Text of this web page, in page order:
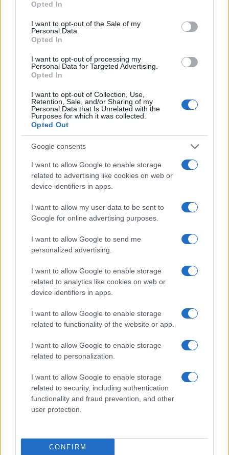
Opted In
I want to opt-out of the Sale of my
Personal Data.
Opted In
I want to opt-out of processing my
Personal Data for Targeted Advertising.
Opted In
I want to opt-out of Collection, Use,
Retention, Sale, and/or Sharing of my
Personal Data that Is Unrelated with the
Purposes for which it was collected.
Opted Out
Google consents
I want to allow Google to enable storage
related to advertising like cookies on web or
device identifiers in apps.
I want to allow my user data to be sent to
Google for online advertising purposes.
I want to allow Google to send me
personalized advertising.
I want to allow Google to enable storage
related to analytics like cookies on web or
device identifiers in apps.
I want to allow Google to enable storage
related to functionality of the website or app.
I want to allow Google to enable storage
related to personalization.
I want to allow Google to enable storage
related to security, including authentication
functionality and fraud prevention, and other
user protection.
CONFIRM
Dany
20 Giugno 2024, 17:08 17:08
Altro che auto elettriche case green, nessuno parla
dell’elettrosmog, già con i vecchi parametri c’erano problemi
x la salute ora che da 6 volt x metro li hanno portati a 15
volt x metro che succede? La Svizzera che pensa alla salute
dei suoi connazionali ha detto NO, i parametri restano 5 volt
Rispondi
Stefan0
20 Giugno 2024, 15:38 15:38
Potrebbe semplicemente scrivere che -oggi- non è per tutti?
Per quanto riguarda i “talebani”, credo che dovrebbe
rivolgersi al governo cinese, visto che è quello che spinge. E
mica da oggi. Ma il clickbait oggi fa comodo
Rispondi VIsualizza le risposte